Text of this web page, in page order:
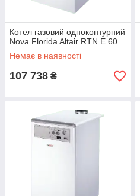
Котел газовий одноконтурний
Nova Florida Altair RTN E 60
Немає в наявності
107 738 ₴